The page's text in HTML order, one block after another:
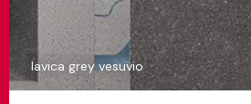
lavica grey vesuvio